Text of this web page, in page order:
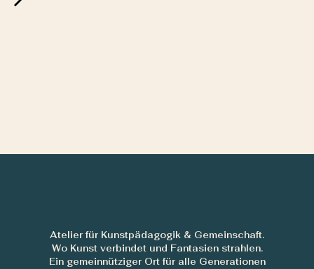
Atelier für Kunstpädagogik & Gemeinschaft.
Wo Kunst verbindet und Fantasien strahlen.
Ein gemeinnütziger Ort für alle Generationen